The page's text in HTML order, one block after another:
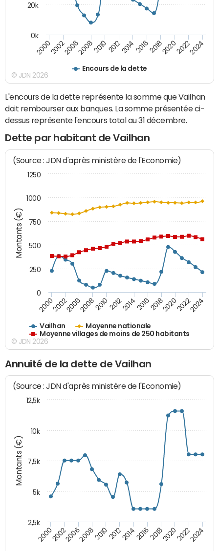
Encours de la dette
20002002200620082010 2012201420162018202020222024
0k
20k
© JDN 2026
L'encours de la dette représente la somme que Vailhan
doit rembourser aux banques. La somme présentée ci-
dessus représente l'encours total au 31 décembre.
Dette par habitant de Vailhan
Montants (€)
(Source : JDN d'après ministère de l'Economie)
Vailhan
Moyenne nationale
Moyenne villages de moins de 250 habitants
200020022006200820102012201420162018202020222024
0
250
500
750
1000
1250
© JDN 2026
Annuité de la dette de Vailhan
Montants (€)
(Source : JDN d'après ministère de l'Economie)
200020022006200820102012201420162018202020222024
2,5k
5k
7,5k
10k
12,5k